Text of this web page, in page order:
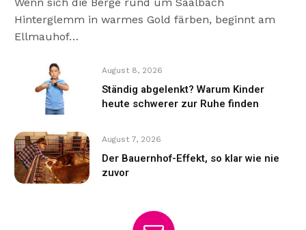
Hinterglemm in warmes Gold färben, beginnt am
Ellmauhof…
August 8, 2026
Ständig abgelenkt? Warum Kinder
heute schwerer zur Ruhe finden
August 7, 2026
Der Bauernhof-Effekt, so klar wie nie
zuvor